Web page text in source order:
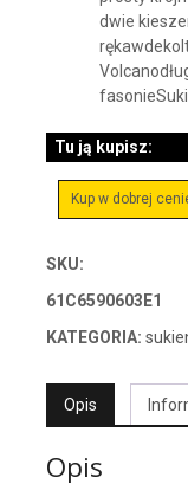
dwie
Tu ją kupisz:
Kup w dobrej
SKU:
61C6590603E1
KATEGORIA:
Opis
Opis